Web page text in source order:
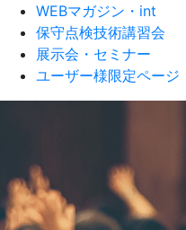
WEBマガジン・int
保守点検技術講習会
展示会・セミナー
ユーザー様限定ページ